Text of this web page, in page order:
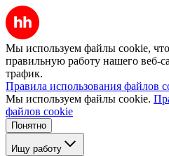
Мы используем файлы cookie,
правильную работу нашего веб-
трафик.
Правила использования файлов
Мы используем файлы cookie.
файлов cookie
Понятно
Ищу работу